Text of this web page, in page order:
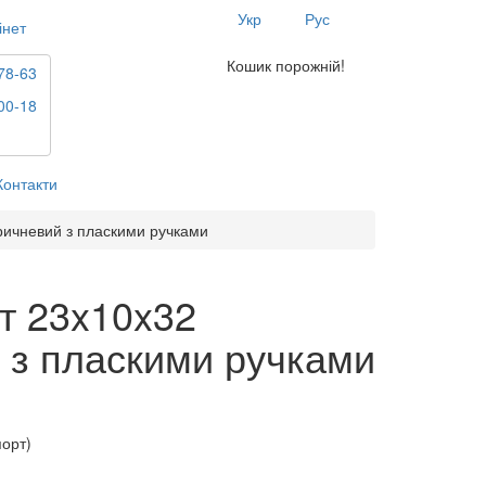
Укр Рус
63
18
Кошик порожній!
з пласкими ручками
23x10x32
пласкими ручками